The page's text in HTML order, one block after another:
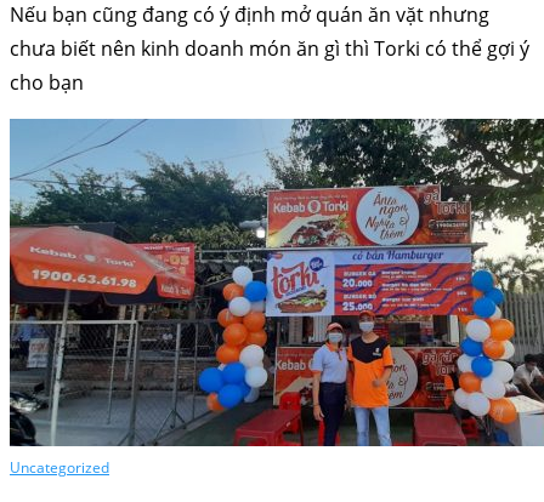
Nếu bạn cũng đang có ý định mở quán ăn vặt nhưng
chưa biết nên kinh doanh món ăn gì thì Torki có thể gợi ý
cho bạn
Uncategorized